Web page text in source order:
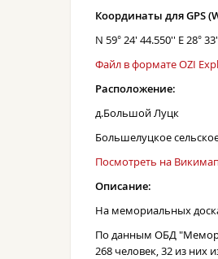
Координаты для GPS
N 59° 24' 44.550'' E 28°
Файл в формате OZI
Расположение:
д.Большой Луцк
Большелуцкое
Посмотреть на
Описание:
На мемориальных
По данным ОБД
268 человек, 32 из них